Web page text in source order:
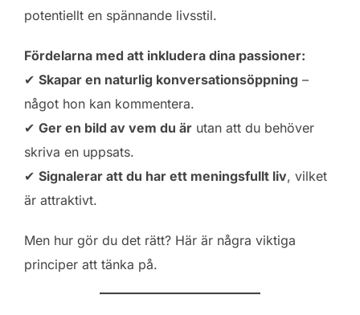
potentiellt en spännande livsstil.
Fördelarna med att inkludera dina passioner:
✔ Skapar en naturlig konversationsöppning –
något hon kan kommentera.
✔ Ger en bild av vem du är utan att du behöver
skriva en uppsats.
✔ Signalerar att du har ett meningsfullt liv, vilket
är attraktivt.
Men hur gör du det rätt? Här är några viktiga
principer att tänka på.